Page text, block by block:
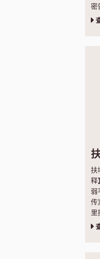
密
复
扶
释
弱
传
里